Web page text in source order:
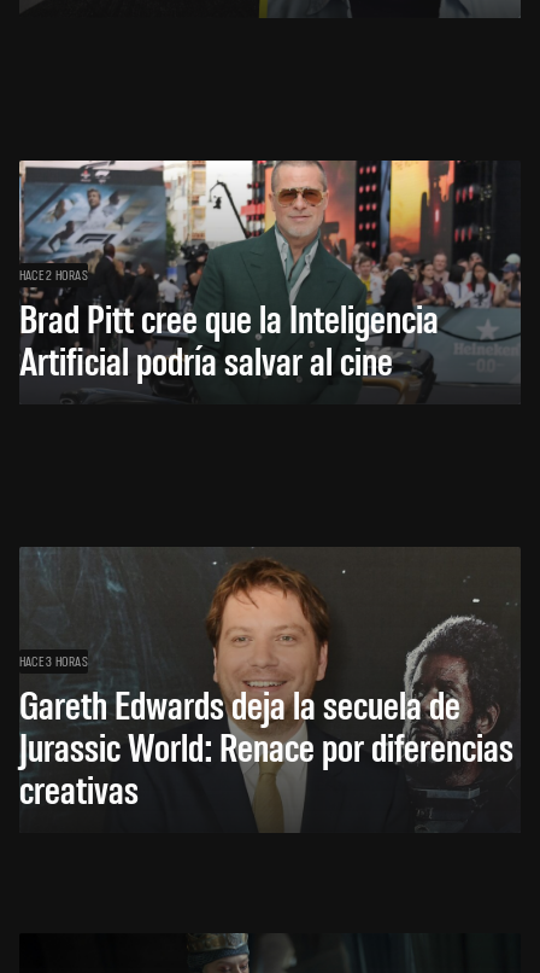
HACE 2 HORAS
Brad Pitt cree que la Inteligencia
Artificial podría salvar al cine
HACE 3 HORAS
Gareth Edwards deja la secuela de
Jurassic World: Renace por diferencias
creativas